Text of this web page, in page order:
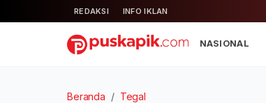
REDAKSI INFO IKLAN
NASIONAL
Beranda / Tegal